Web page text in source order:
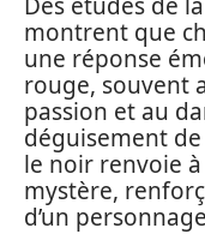
montrent que
une réponse
rouge, souvent
passion et au
déguisement
le noir renvoie
mystère,
d’un